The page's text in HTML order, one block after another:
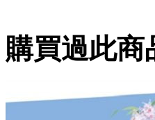
購買過此商